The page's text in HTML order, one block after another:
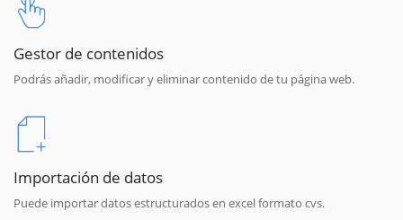
Gestor de contenidos
Podrás añadir, modificar y eliminar contenido de tu página web.
Importación de datos
Puede importar datos estructurados en excel formato cvs.